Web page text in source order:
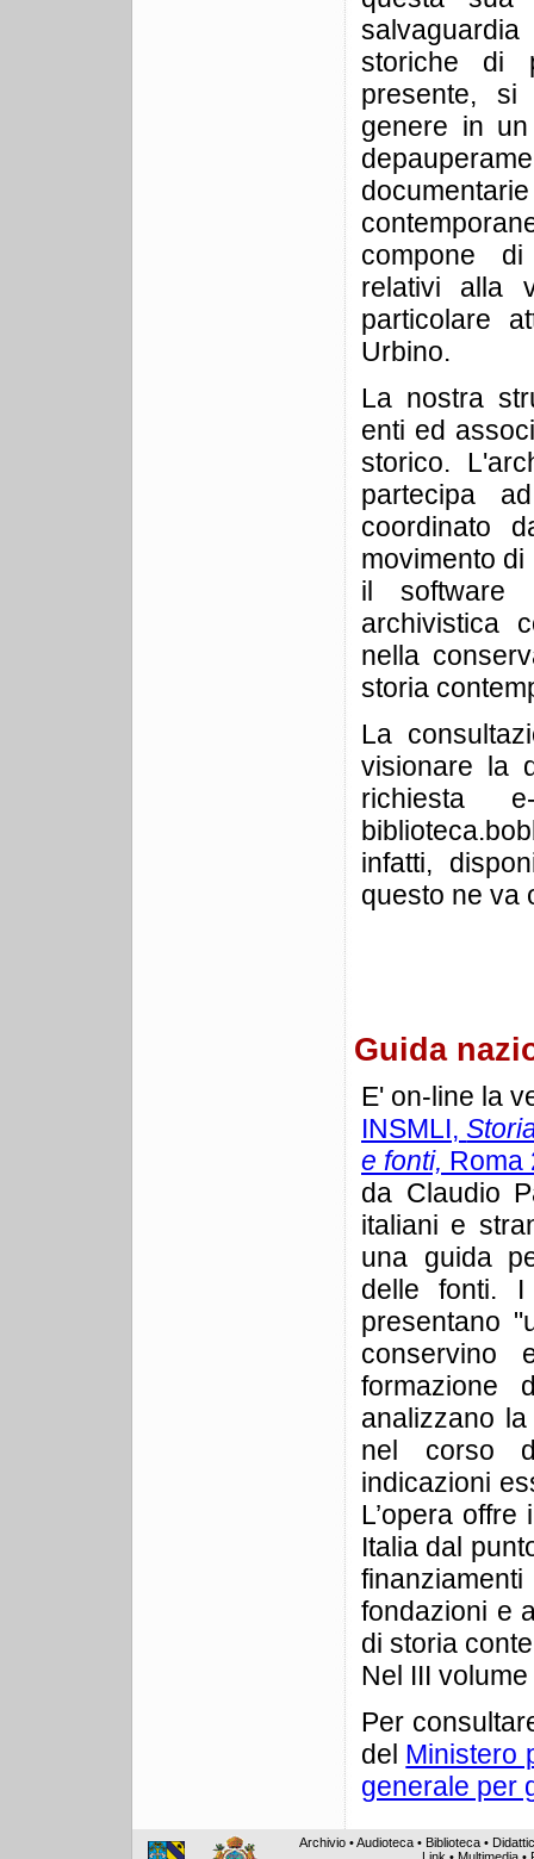
storiche di
presente, si
genere in
compone
relativi alla
particolare
Urbino.
La nostra
enti ed
storico.
partecipa
coordinato
movimento
il software
archivistica
nella
storia
La
visionare la
richiesta
infatti,
questo ne va
Guida
E' on-line la
INSMLI,
e fonti, Roma
da Claudio
italiani e
una guida
delle fonti.
presentano
conservino
formazione
analizzano
nel corso
indicazioni
L’opera
Italia dal
fondazioni e
di storia
Nel III
Per
del Ministero
generale per
Archivio •Audioteca • Biblioteca •
Link • Multimedia •